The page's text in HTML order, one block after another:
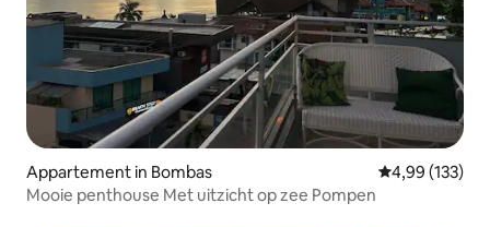
Appartement in Bombas Gemiddelde
4,99 (133)
Mooie penthouse Met uitzicht op zee Pompen